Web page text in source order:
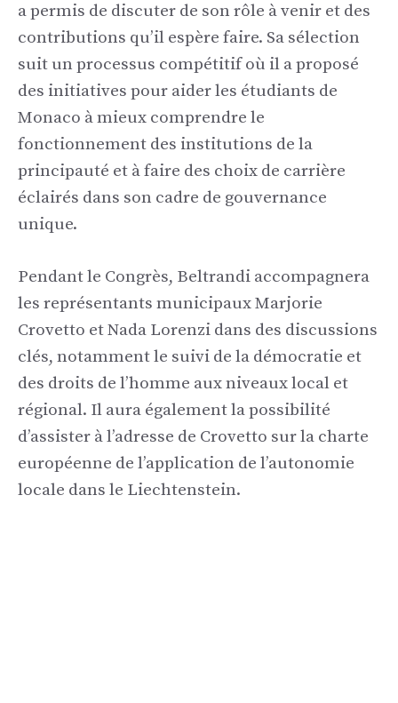
a permis de discuter de son rôle à venir et des
contributions qu’il espère faire. Sa sélection
suit un processus compétitif où il a proposé
des initiatives pour aider les étudiants de
Monaco à mieux comprendre le
fonctionnement des institutions de la
principauté et à faire des choix de carrière
éclairés dans son cadre de gouvernance
unique.
Pendant le Congrès, Beltrandi accompagnera
les représentants municipaux Marjorie
Crovetto et Nada Lorenzi dans des discussions
clés, notamment le suivi de la démocratie et
des droits de l’homme aux niveaux local et
régional. Il aura également la possibilité
d’assister à l’adresse de Crovetto sur la charte
européenne de l’application de l’autonomie
locale dans le Liechtenstein.